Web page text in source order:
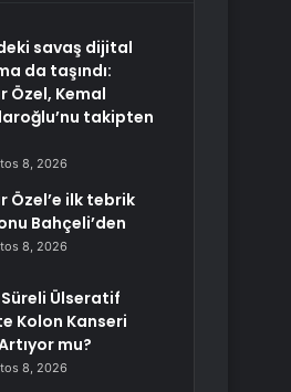
savaş dijital
da taşındı:
Özel, Kemal
takipten
8, 2026
Özel’e ilk tebrik
Bahçeli’den
8, 2026
Süreli Ülseratif
Kolon Kanseri
mu?
8, 2026